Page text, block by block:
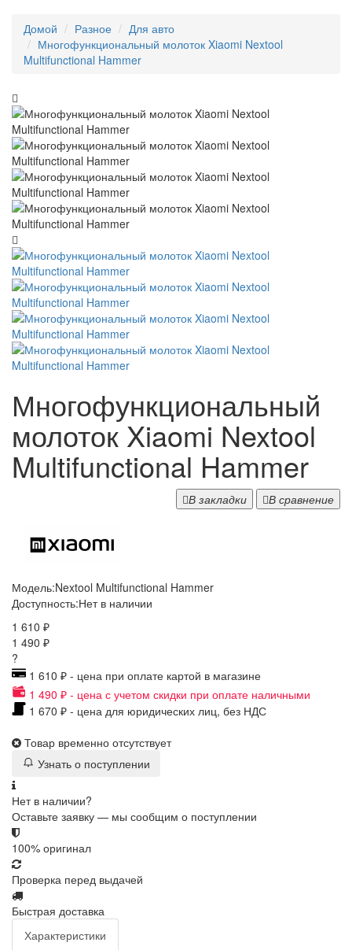
Домой Разное
Для авто
Многофункциональный молоток Xiaomi Nextool
Multifunctional Hammer
Многофункциональный
молоток Xiaomi Nextool
Multifunctional Hammer
В закладки В сравнение
Модель:Nextool Multifunctional Hammer
Доступность:Нет в наличии
1 610 ₽
1 490 ₽
?
1 610 ₽ - цена при оплате картой в магазине
1 490 ₽ - цена с учетом скидки при оплате наличными
1 670 ₽ - цена для юридических лиц, без НДС
Товар временно отсутствует
Узнать о поступлении
Нет в наличии?
Оставьте заявку — мы сообщим о поступлении
100% оригинал
Проверка перед выдачей
Быстрая доставка
Характеристики